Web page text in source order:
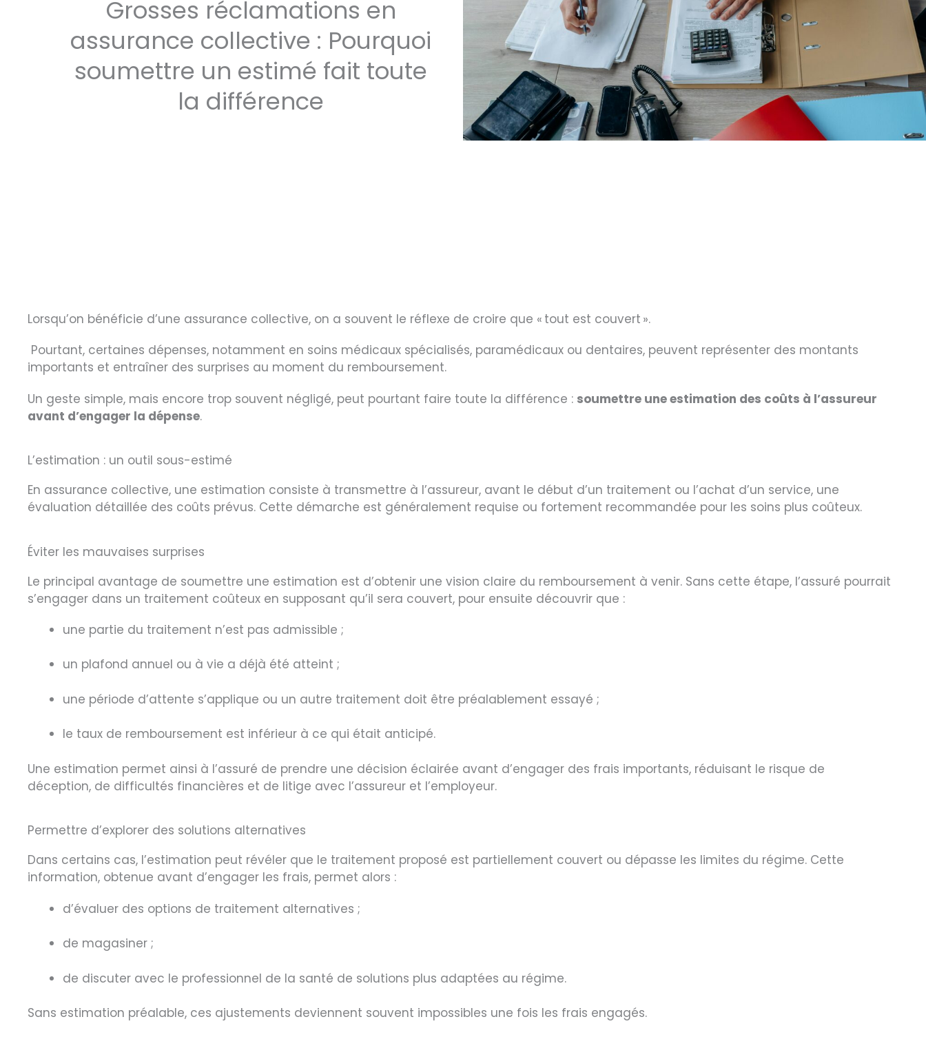
Grosses réclamations en
assurance collective : Pourquoi
soumettre un estimé fait toute
la différence
Lorsqu’on bénéficie d’une assurance collective, on a souvent le réflexe de croire que « tout est couvert ».
Pourtant, certaines dépenses, notamment en soins médicaux spécialisés, paramédicaux ou dentaires, peuvent représenter des montants
importants et entraîner des surprises au moment du remboursement.
Un geste simple, mais encore trop souvent négligé, peut pourtant faire toute la différence : soumettre une estimation des coûts à l’assureur
avant d’engager la dépense.
L’estimation : un outil sous-estimé
En assurance collective, une estimation consiste à transmettre à l’assureur, avant le début d’un traitement ou l’achat d’un service, une
évaluation détaillée des coûts prévus. Cette démarche est généralement requise ou fortement recommandée pour les soins plus coûteux.
Éviter les mauvaises surprises
Le principal avantage de soumettre une estimation est d’obtenir une vision claire du remboursement à venir. Sans cette étape, l’assuré pourrait
s’engager dans un traitement coûteux en supposant qu’il sera couvert, pour ensuite découvrir que :
une partie du traitement n’est pas admissible ;
un plafond annuel ou à vie a déjà été atteint ;
une période d’attente s’applique ou un autre traitement doit être préalablement essayé ;
le taux de remboursement est inférieur à ce qui était anticipé.
Une estimation permet ainsi à l’assuré de prendre une décision éclairée avant d’engager des frais importants, réduisant le risque de
déception, de difficultés financières et de litige avec l’assureur et l’employeur.
Permettre d’explorer des solutions alternatives
Dans certains cas, l’estimation peut révéler que le traitement proposé est partiellement couvert ou dépasse les limites du régime. Cette
information, obtenue avant d’engager les frais, permet alors :
d’évaluer des options de traitement alternatives ;
de magasiner ;
de discuter avec le professionnel de la santé de solutions plus adaptées au régime.
Sans estimation préalable, ces ajustements deviennent souvent impossibles une fois les frais engagés.